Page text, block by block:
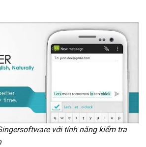
với tính năng kiểm tra